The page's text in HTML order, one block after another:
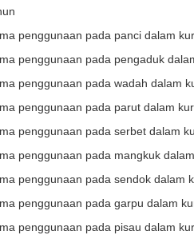
penggunaan pada panci dalam
penggunaan pada pengaduk
penggunaan pada wadah dalam
penggunaan pada parut dalam
penggunaan pada serbet dalam
penggunaan pada mangkuk
penggunaan pada sendok dalam
penggunaan pada garpu dalam
penggunaan pada pisau dalam